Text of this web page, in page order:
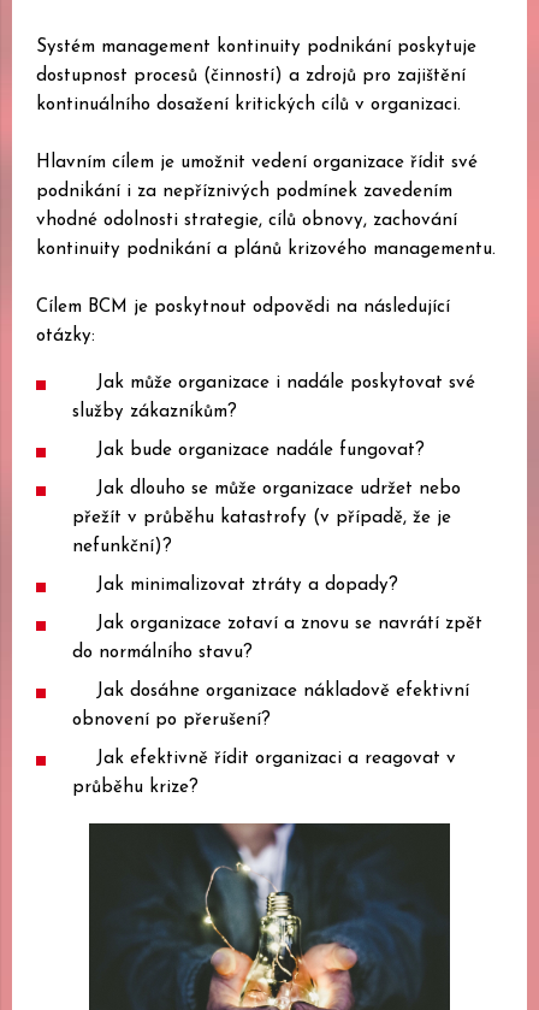
Systém management kontinuity podnikání poskytuje
dostupnost procesů (činností) a zdrojů pro zajištění
kontinuálního dosažení kritických cílů v organizaci.
Hlavním cílem je umožnit vedení organizace řídit své
podnikání i za nepříznivých podmínek zavedením
vhodné odolnosti strategie, cílů obnovy, zachování
kontinuity podnikání a plánů krizového managementu.
Cílem BCM je poskytnout odpovědi na následující
otázky:
Jak může organizace i nadále poskytovat své
služby zákazníkům?
Jak bude organizace nadále fungovat?
Jak dlouho se může organizace udržet nebo
přežít v průběhu katastrofy (v případě, že je
nefunkční)?
Jak minimalizovat ztráty a dopady?
Jak organizace zotaví a znovu se navrátí zpět
do normálního stavu?
Jak dosáhne organizace nákladově efektivní
obnovení po přerušení?
Jak efektivně řídit organizaci a reagovat v
průběhu krize?